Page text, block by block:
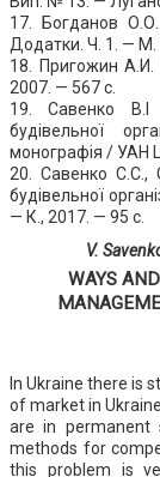
17. Богданов О.О.
Додатки. Ч. 1. — М.
18. Пригожин
2007. — 567 с.
19. Савенко В.І
будівельної
монографія / УАН
20. Савенко С.С.,
будівельної
— К., 2017. — 95 с.
V.
WAYS
In Ukraine there is
of market in
are in permanent
methods for
this problem is